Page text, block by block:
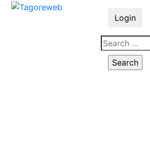
Login